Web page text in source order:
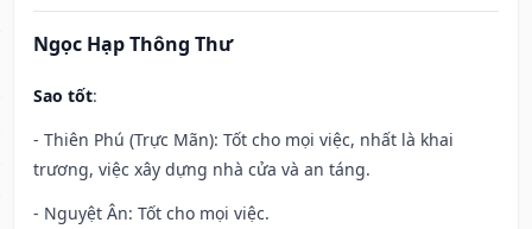
Ngọc Hạp Thông Thư
Sao tốt:
- Thiên Phú (Trực Mãn): Tốt cho mọi việc, nhất là khai
trương, việc xây dựng nhà cửa và an táng.
- Nguyệt Ân: Tốt cho mọi việc.